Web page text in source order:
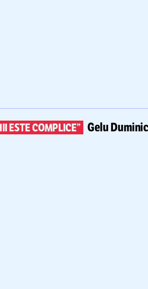
ESTE COMPLICE” Gelu